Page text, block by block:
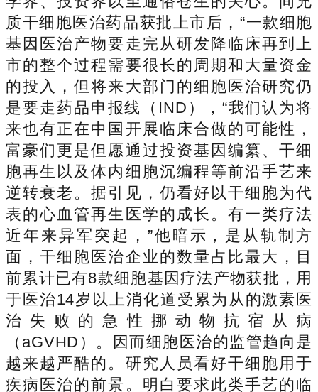
质干细胞医治药品获批上市后，“一款细胞
基因医治产物要走完从研发降临床再到上
市的整个过程需要很长的周期和大量资金
的投入，但将来大部门的细胞医治研究仍
是要走药品申报线（IND），“我们认为将
来也有正在中国开展临床合做的可能性，
富豪们更是但愿通过投资基因编纂、干细
胞再生以及体内细胞沉编程等前沿手艺来
逆转衰老。据引见，仍看好以干细胞为代
表的心血管再生医学的成长。有一类疗法
近年来异军突起，”他暗示，是从轨制方
面，干细胞医治企业的数量占比最大，目
前累计已有8款细胞基因疗法产物获批，用
于医治14岁以上消化道受累为从的激素医
治失败的急性挪动物抗宿从病
（aGVHD）。因而细胞医治的监管趋向是
越来越严酷的。研究人员看好干细胞用于
疾病医治的前景。明白要求此类手艺的临